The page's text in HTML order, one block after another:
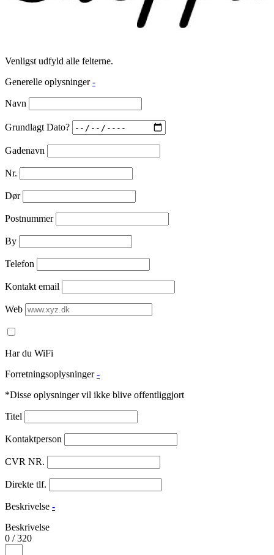
Venligst udfyld alle felterne.
Generelle oplysninger -
Navn
Grundlagt Dato?
Gadenavn
Nr.
Dør
Postnummer
By
Telefon
Kontakt email
Web
Har du WiFi
Forretningsoplysninger -
*Disse oplysninger vil ikke blive offentliggjort
Titel
Kontaktperson
CVR NR.
Direkte tlf.
Beskrivelse -
Beskrivelse
0 /320